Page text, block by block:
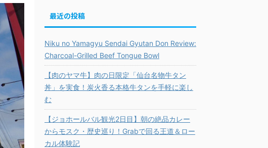
最近の投稿
Niku no Yamagyu Sendai Gyutan Don Review:
Charcoal-Grilled Beef Tongue Bowl
【肉のヤマ牛】肉の日限定「仙台名物牛タン
丼」を実食！炭火香る本格牛タンを手軽に楽し
む
【ジョホールバル観光2日目】朝の絶品カレー
からモスク・歴史巡り！Grabで回る王道＆ロー
カル体験記